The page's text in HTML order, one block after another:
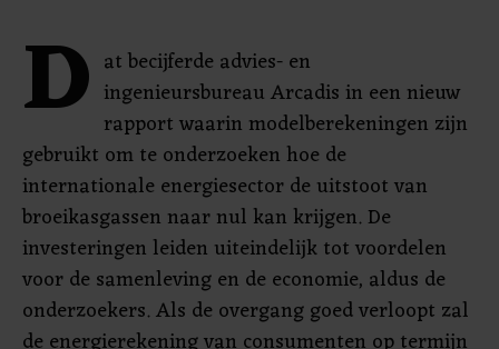
D at becijferde advies- en
ingenieursbureau Arcadis in een nieuw
rapport waarin modelberekeningen zijn
gebruikt om te onderzoeken hoe de
internationale energiesector de uitstoot van
broeikasgassen naar nul kan krijgen. De
investeringen leiden uiteindelijk tot voordelen
voor de samenleving en de economie, aldus de
onderzoekers. Als de overgang goed verloopt zal